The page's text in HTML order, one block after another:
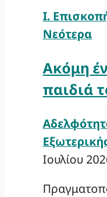
Ι.
Νεότερα
Ακόμη
παιδιά
Ιουλίου